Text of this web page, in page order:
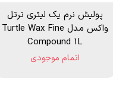
پولیش نرم یک لیتری ترتل
واکس مدل Turtle Wax Fine
Compound 1L
اتمام موجودی